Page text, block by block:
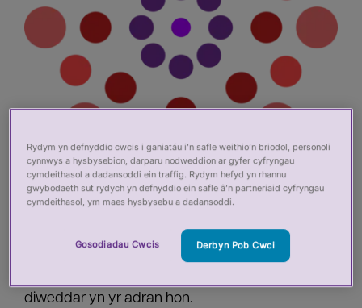
Newyddion
Dewch o hyd i'n holl flogiau, datganiadau i'r wasg,
diweddar yn yr adran hon.
Rydym yn defnyddio cwcis i ganiatáu i’n safle weithio’n briodol, personoli
cynnwys a hysbysebion, darparu nodweddion ar gyfer cyfryngau
cymdeithasol a dadansoddi ein traffig. Rydym hefyd yn rhannu
gwybodaeth sut rydych yn defnyddio ein safle â’n partneriaid cyfryngau
cymdeithasol, ym maes hysbysebu a dadansoddi.
Gosodiadau Cwcis Derbyn Pob Cwci